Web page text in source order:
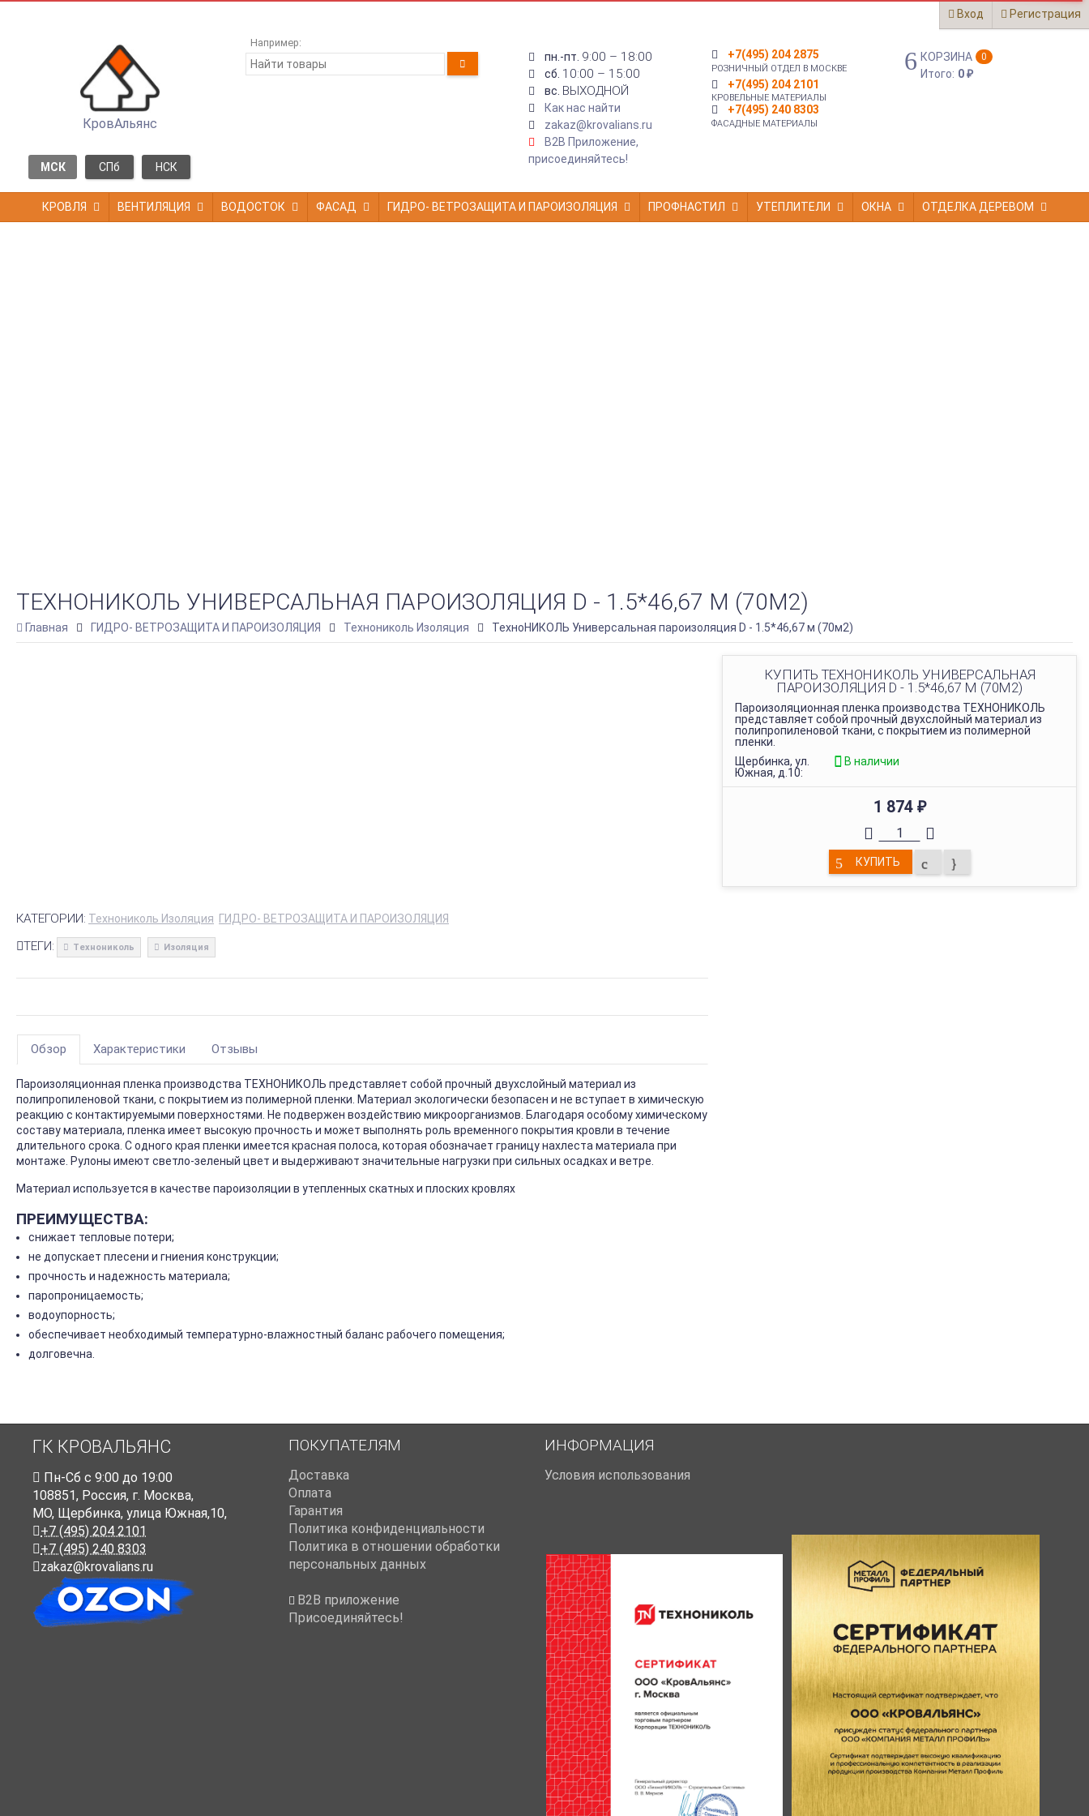
Вход Регистрация
КровАльянс
МСК СПб НСК
Например:
пн.-пт. 9:00 – 18:00
сб. 10:00 – 15:00
вс. ВЫХОДНОЙ
Как нас найти
zakaz@krovalians.ru
B2B Приложение,
присоединяйтесь!
+7(495) 204 2875
РОЗНИЧНЫЙ ОТДЕЛ В МОСКВЕ
+7(495) 204 2101
КРОВЕЛЬНЫЕ МАТЕРИАЛЫ
+7(495) 240 8303
ФАСАДНЫЕ МАТЕРИАЛЫ
КОРЗИНА 0
Итого: 0₽
КРОВЛЯ ВЕНТИЛЯЦИЯ ВОДОСТОК ФАСАД ГИДРО- ВЕТРОЗАЩИТА И ПАРОИЗОЛЯЦИЯ ПРОФНАСТИЛ УТЕПЛИТЕЛИ ОКНА ОТДЕЛКА ДЕРЕВОМ
ТЕХНОНИКОЛЬ УНИВЕРСАЛЬНАЯ ПАРОИЗОЛЯЦИЯ D - 1.5*46,67 М (70М2)
Главная ГИДРО- ВЕТРОЗАЩИТА И ПАРОИЗОЛЯЦИЯ Технониколь Изоляция ТехноНИКОЛЬ Универсальная пароизоляция D - 1.5*46,67 м (70м2)
КУПИТЬ ТЕХНОНИКОЛЬ УНИВЕРСАЛЬНАЯ
ПАРОИЗОЛЯЦИЯ D - 1.5*46,67 М (70М2)
Пароизоляционная пленка производства ТЕХНОНИКОЛЬ
представляет собой прочный двухслойный материал из
полипропиленовой ткани, с покрытием из полимерной
пленки.
Щербинка, ул.
Южная, д.10:
В наличии
1 874 ₽
КУПИТЬ
КАТЕГОРИИ: Технониколь Изоляция ГИДРО- ВЕТРОЗАЩИТА И ПАРОИЗОЛЯЦИЯ
ТЕГИ: Технониколь Изоляция
Обзор Характеристики Отзывы
Пароизоляционная пленка производства ТЕХНОНИКОЛЬ представляет собой прочный двухслойный материал из
полипропиленовой ткани, с покрытием из полимерной пленки. Материал экологически безопасен и не вступает в химическую
реакцию с контактируемыми поверхностями. Не подвержен воздействию микроорганизмов. Благодаря особому химическому
составу материала, пленка имеет высокую прочность и может выполнять роль временного покрытия кровли в течение
длительного срока. С одного края пленки имеется красная полоса, которая обозначает границу нахлеста материала при
монтаже. Рулоны имеют светло-зеленый цвет и выдерживают значительные нагрузки при сильных осадках и ветре.
Материал используется в качестве пароизоляции в утепленных скатных и плоских кровлях
ПРЕИМУЩЕСТВА:
снижает тепловые потери;
не допускает плесени и гниения конструкции;
прочность и надежность материала;
паропроницаемость;
водоупорность;
обеспечивает необходимый температурно-влажностный баланс рабочего помещения;
долговечна.
ГК КРОВАЛЬЯНС
Пн-Cб с 9:00 до 19:00
108851, Россия, г. Москва,
МО, Щербинка, улица Южная,10,
+7 (495) 204 2101
+7 (495) 240 8303
zakaz@krovalians.ru
ПОКУПАТЕЛЯМ
Доставка
Оплата
Гарантия
Политика конфиденциальности
Политика в отношении обработки
персональных данных
B2B приложение
Присоединяйтесь!
ИНФОРМАЦИЯ
Условия использования